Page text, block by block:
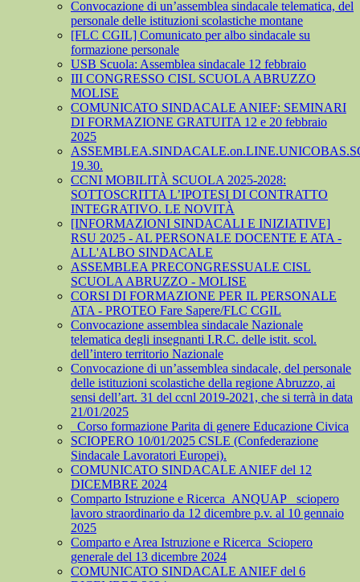
Convocazione di un’assemblea sindacale telematica, del
personale delle istituzioni scolastiche montane
[FLC CGIL] Comunicato per albo sindacale su
formazione personale
USB Scuola: Assemblea sindacale 12 febbraio
III CONGRESSO CISL SCUOLA ABRUZZO
MOLISE
COMUNICATO SINDACALE ANIEF: SEMINARI
DI FORMAZIONE GRATUITA 12 e 20 febbraio
2025
19.30.
CCNI MOBILITÀ SCUOLA 2025-2028:
SOTTOSCRITTA L’IPOTESI DI CONTRATTO
INTEGRATIVO. LE NOVITÀ
[INFORMAZIONI SINDACALI E INIZIATIVE]
RSU 2025 - AL PERSONALE DOCENTE E ATA -
ALL'ALBO SINDACALE
ASSEMBLEA PRECONGRESSUALE CISL
SCUOLA ABRUZZO - MOLISE
CORSI DI FORMAZIONE PER IL PERSONALE
ATA - PROTEO Fare Sapere/FLC CGIL
Convocazione assemblea sindacale Nazionale
telematica degli insegnanti I.R.C. delle istit. scol.
dell’intero territorio Nazionale
Convocazione di un’assemblea sindacale, del personale
delle istituzioni scolastiche della regione Abruzzo, ai
sensi dell’art. 31 del ccnl 2019-2021, che si terrà in data
21/01/2025
_Corso formazione Parita di genere Educazione Civica
SCIOPERO 10/01/2025 CSLE (Confederazione
Sindacale Lavoratori Europei).
COMUNICATO SINDACALE ANIEF del 12
DICEMBRE 2024
Comparto Istruzione e Ricerca_ANQUAP_ sciopero
lavoro straordinario da 12 dicembre p.v. al 10 gennaio
2025
Comparto e Area Istruzione e Ricerca_Sciopero
generale del 13 dicembre 2024
COMUNICATO SINDACALE ANIEF del 6